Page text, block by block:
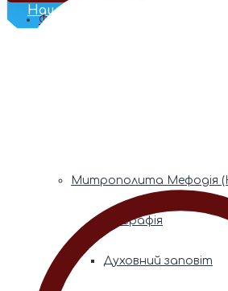
Наш Телеграм
Фонди пам’яті
Митрополита Мефодія
Біографія
Духовний заповіт